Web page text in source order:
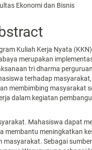
Ekonomi dan Bisnis
Kuliah Kerja Nyata
merupakan
tri dharma
terhadap
membimbing masyarakat
dalam kegiatan
Mahasiswa dapat
membantu meningkatkan
masyarakat. Sebagai